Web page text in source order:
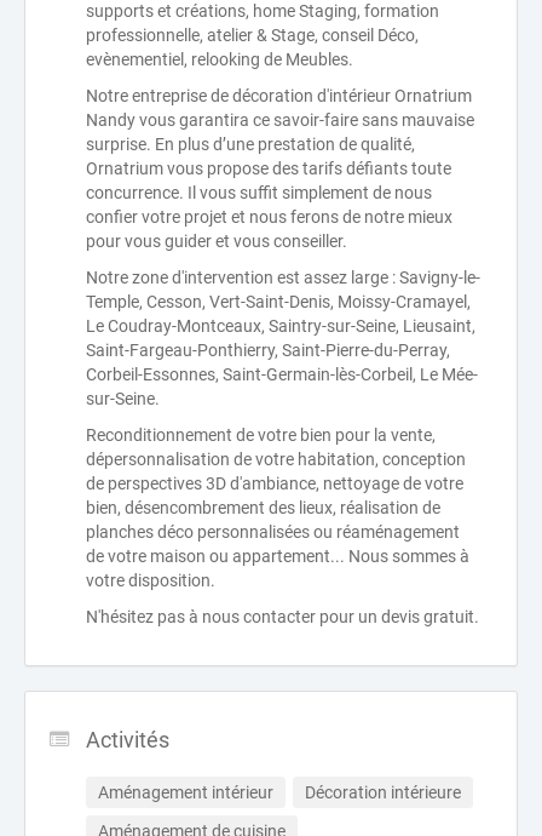
supports et créations, home Staging, formation
professionnelle, atelier & Stage, conseil Déco,
evènementiel, relooking de Meubles.
Notre entreprise de décoration d'intérieur Ornatrium
Nandy vous garantira ce savoir-faire sans mauvaise
surprise. En plus d’une prestation de qualité,
Ornatrium vous propose des tarifs défiants toute
concurrence. Il vous suffit simplement de nous
confier votre projet et nous ferons de notre mieux
pour vous guider et vous conseiller.
Notre zone d'intervention est assez large : Savigny-le-
Temple, Cesson, Vert-Saint-Denis, Moissy-Cramayel,
Le Coudray-Montceaux, Saintry-sur-Seine, Lieusaint,
Saint-Fargeau-Ponthierry, Saint-Pierre-du-Perray,
Corbeil-Essonnes, Saint-Germain-lès-Corbeil, Le Mée-
sur-Seine.
Reconditionnement de votre bien pour la vente,
dépersonnalisation de votre habitation, conception
de perspectives 3D d'ambiance, nettoyage de votre
bien, désencombrement des lieux, réalisation de
planches déco personnalisées ou réaménagement
de votre maison ou appartement... Nous sommes à
votre disposition.
N'hésitez pas à nous contacter pour un devis gratuit.
Activités
Aménagement intérieur
Décoration intérieure
Aménagement de cuisine